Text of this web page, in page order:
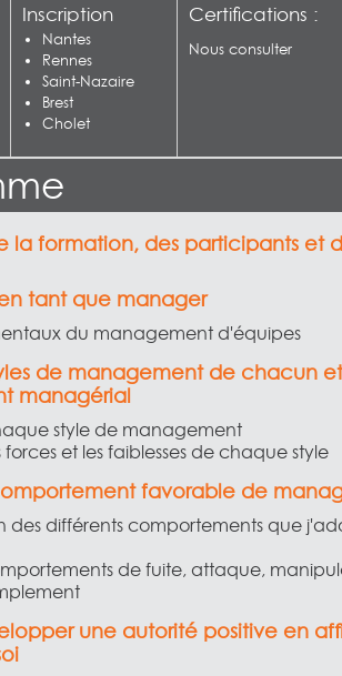
Inscription
Nantes
Rennes
Saint-Nazaire
Brest
Cholet
Certifications :
Nous consulter
la formation, des participants et
tant que manager
du management d'équipes
de management de chacun et
managérial
style de management
forces et les faiblesses de chaque style
favorable de
des différents comportements que
de fuite, attaque,
une autorité positive en